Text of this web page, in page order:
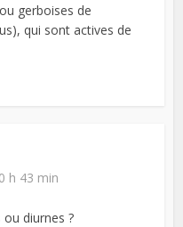
gerboises de
qui sont actives de
h 43 min
diurnes ?